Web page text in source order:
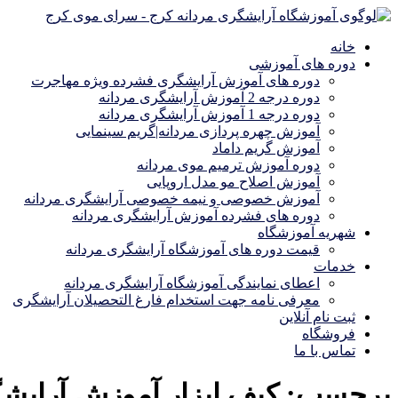
خانه
دوره های آموزشی
دوره های آموزش آرایشگری فشرده ویژه مهاجرت
دوره درجه 2 آموزش آرایشگری مردانه
دوره درجه 1 آموزش آرایشگری مردانه
آموزش چهره پردازی مردانه|گریم سینمایی
آموزش گریم داماد
دوره آموزش ترمیم موی مردانه
آموزش اصلاح مو مدل اروپایی
آموزش خصوصی و نیمه خصوصی آرایشگری مردانه
دوره های فشرده آموزش آرایشگری مردانه
شهریه آموزشگاه
قیمت دوره های آموزشگاه آرایشگری مردانه
خدمات
اعطای نمایندگی آموزشگاه آرایشگری مردانه
معرفی نامه جهت استخدام فارغ التحصیلان آرایشگری
ثبت نام آنلاین
فروشگاه
تماس با ما